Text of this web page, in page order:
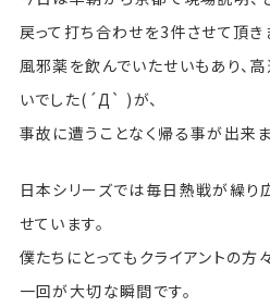
戻って打ち合わせを3件させて頂き
風邪薬を飲んでいたせいもあり、
いでした(´Д` )が、
事故に遭うことなく帰る事が出来ま
日本シリーズでは毎日熱戦が繰り
せています。
僕たちにとってもクライアントの方
一回が大切な瞬間です。